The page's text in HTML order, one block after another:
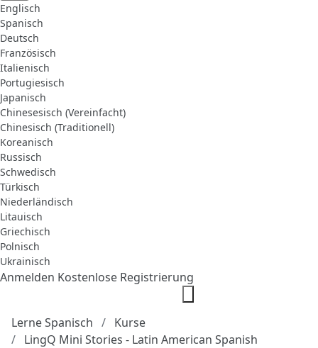
Englisch
Spanisch
Deutsch
Französisch
Italienisch
Portugiesisch
Japanisch
Chinesesisch (Vereinfacht)
Chinesisch (Traditionell)
Koreanisch
Russisch
Schwedisch
Türkisch
Niederländisch
Litauisch
Griechisch
Polnisch
Ukrainisch
Anmelden Kostenlose Registrierung
Lerne Spanisch
Kurse
LingQ Mini Stories - Latin American Spanish